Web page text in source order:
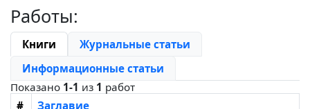
Работы:
Книги
Журнальные статьи
Информационные статьи
Показано 1-1 из 1 работ
#
Заглавие